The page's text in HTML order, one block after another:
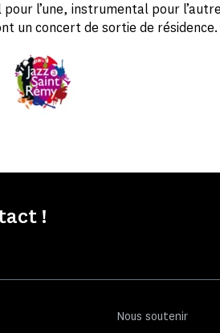
pour l’une, instrumental pour
un concert de sortie de résidence.
!
Nous soutenir